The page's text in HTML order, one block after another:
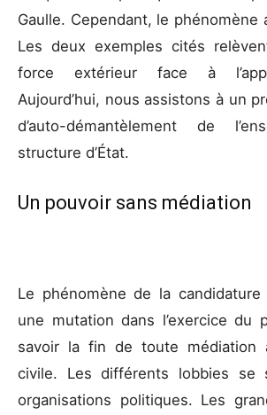
Gaulle. Cependant, le phénomène
Les deux exemples cités
force extérieur face à
Aujourd’hui, nous assistons à un
d’auto-démantèlement de
structure d’État.
Un pouvoir sans médiation
Le phénomène de la candidature
une mutation dans l’exercice du
savoir la fin de toute médiation
civile. Les différents lobbies se
organisations politiques. Les